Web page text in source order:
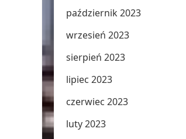
październik 2023
wrzesień 2023
sierpień 2023
lipiec 2023
czerwiec 2023
luty 2023